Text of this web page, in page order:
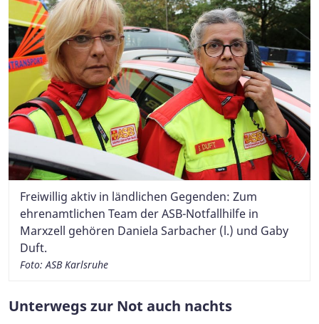
Freiwillig aktiv in ländlichen Gegenden: Zum
ehrenamtlichen Team der ASB-Notfallhilfe in
Marxzell gehören Daniela Sarbacher (l.) und Gaby
Duft.
Foto: ASB Karlsruhe
Unterwegs zur Not auch nachts